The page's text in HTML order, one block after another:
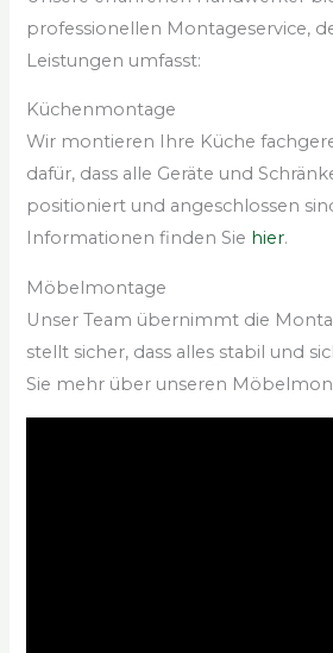
professionellen Montageservice,
Leistungen umfasst:
Küchenmontage
Wir montieren Ihre Küche
dafür, dass alle Geräte und
positioniert und angeschlossen
Informationen finden Sie hier.
Möbelmontage
Unser Team übernimmt die
stellt sicher, dass alles stabil und
Sie mehr über unseren